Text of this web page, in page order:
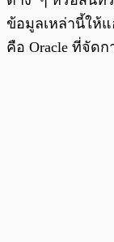
ข้อมูลเหล่านี้ให้แ
คือ Oracle ที่จัด